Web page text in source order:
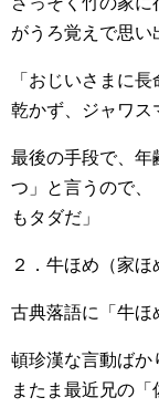
がうろ覚えで思い
「おじいさまに
乾かず、ジャワス
最後の手段で、年
つ」と言うので、
もタダだ」
２．牛ほめ（家ほ
古典落語に「牛ほ
頓珍漢な言動ばか
またま最近兄の